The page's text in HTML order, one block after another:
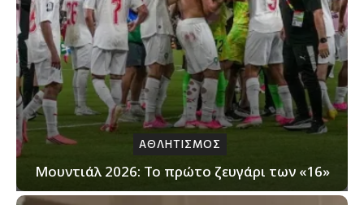
ΑΘΛΗΤΙΣΜΟΣ
Μουντιάλ 2026: Το πρώτο ζευγάρι των «16»